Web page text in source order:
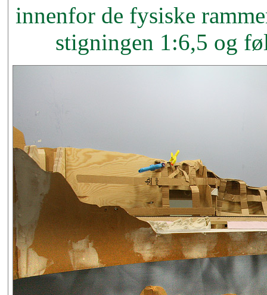
innenfor de fysiske
stigningen 1:6,5 og